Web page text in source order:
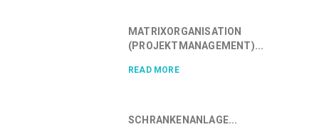
MATRIXORGANISATION
(PROJEKTMANAGEMENT)...
READ MORE
SCHRANKENANLAGE...